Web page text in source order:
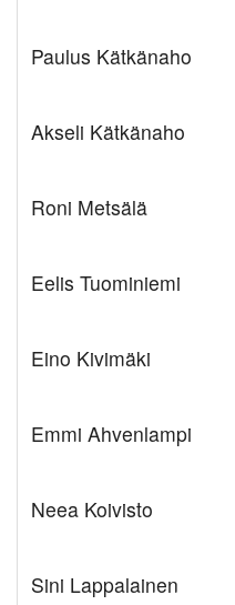
Paulus Kätkänaho
Akseli Kätkänaho
Roni Metsälä
Eelis Tuominiemi
Eino Kivimäki
Emmi Ahvenlampi
Neea Koivisto
Sini Lappalainen